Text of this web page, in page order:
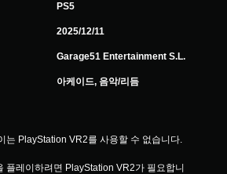
PS5
2025/12/11
Garage51 Entertainment S.L.
아케이드, 음악/리듬
는 PlayStation VR2를 사용할 수 없습니다.
플레이하려면 PlayStation VR2가 필요합니